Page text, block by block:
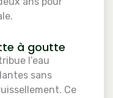
à goutte
l’eau
sans
Ce